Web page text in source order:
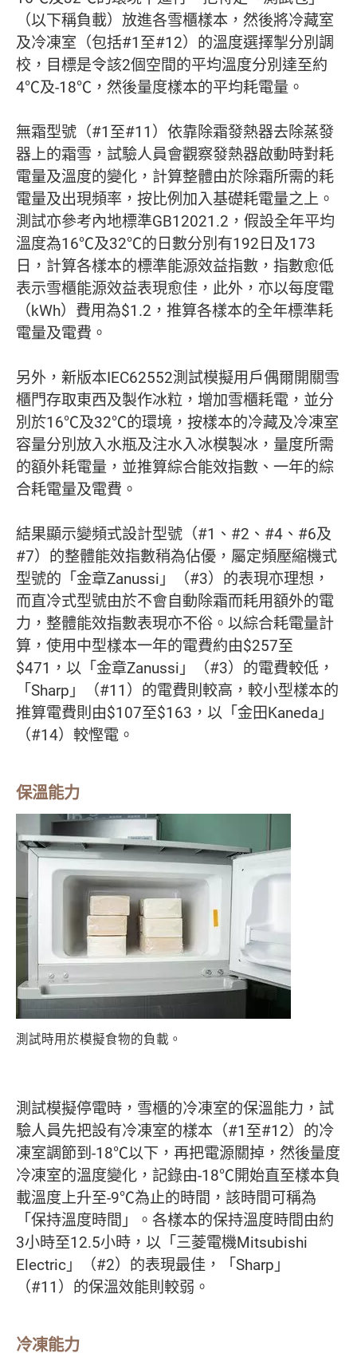
（以下稱負載）放進各雪櫃樣本，然後將冷藏室
及冷凍室（包括#1至#12）的溫度選擇掣分別調
校，目標是令該2個空間的平均溫度分別達至約
4℃及-18℃，然後量度樣本的平均耗電量。
無霜型號（#1至#11）依靠除霜發熱器去除蒸發
器上的霜雪，試驗人員會觀察發熱器啟動時對耗
電量及溫度的變化，計算整體由於除霜所需的耗
電量及出現頻率，按比例加入基礎耗電量之上。
測試亦參考內地標準GB12021.2，假設全年平均
溫度為16℃及32℃的日數分別有192日及173
日，計算各樣本的標準能源效益指數，指數愈低
表示雪櫃能源效益表現愈佳，此外，亦以每度電
（kWh）費用為$1.2，推算各樣本的全年標準耗
電量及電費。
另外，新版本IEC62552測試模擬用戶偶爾開關雪
櫃門存取東西及製作冰粒，增加雪櫃耗電，並分
別於16℃及32℃的環境，按樣本的冷藏及冷凍室
容量分別放入水瓶及注水入冰模製冰，量度所需
的額外耗電量，並推算綜合能效指數、一年的綜
合耗電量及電費。
結果顯示變頻式設計型號（#1、#2、#4、#6及
#7）的整體能效指數稍為佔優，屬定頻壓縮機式
型號的「金章Zanussi」（#3）的表現亦理想，
而直冷式型號由於不會自動除霜而耗用額外的電
力，整體能效指數表現亦不俗。以綜合耗電量計
算，使用中型樣本一年的電費約由$257至
$471，以「金章Zanussi」（#3）的電費較低，
「Sharp」（#11）的電費則較高，較小型樣本的
推算電費則由$107至$163，以「金田Kaneda」
（#14）較慳電。
保溫能力
測試時用於模擬食物的負載。
測試模擬停電時，雪櫃的冷凍室的保溫能力，試
驗人員先把設有冷凍室的樣本（#1至#12）的冷
凍室調節到-18℃以下，再把電源關掉，然後量度
冷凍室的溫度變化，記錄由-18℃開始直至樣本負
載溫度上升至-9℃為止的時間，該時間可稱為
「保持溫度時間」。各樣本的保持溫度時間由約
3小時至12.5小時，以「三菱電機Mitsubishi
Electric」（#2）的表現最佳，「Sharp」
（#11）的保溫效能則較弱。
冷凍能力